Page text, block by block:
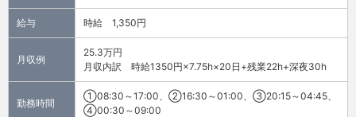
給与 時給 1,350円
月収例
25.3万円
月収内訳 時給1350円×7.75h×20日+残業22h+深夜30h
勤務時間
①08:30～17:00、②16:30～01:00、③20:15～04:45、
④00:30～09:00